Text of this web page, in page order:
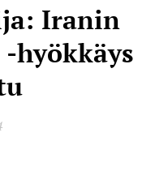
Iranin
hyökkäys